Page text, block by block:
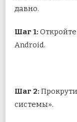
давно.
Шаг 1:
Android.
Шаг 2:
системы».